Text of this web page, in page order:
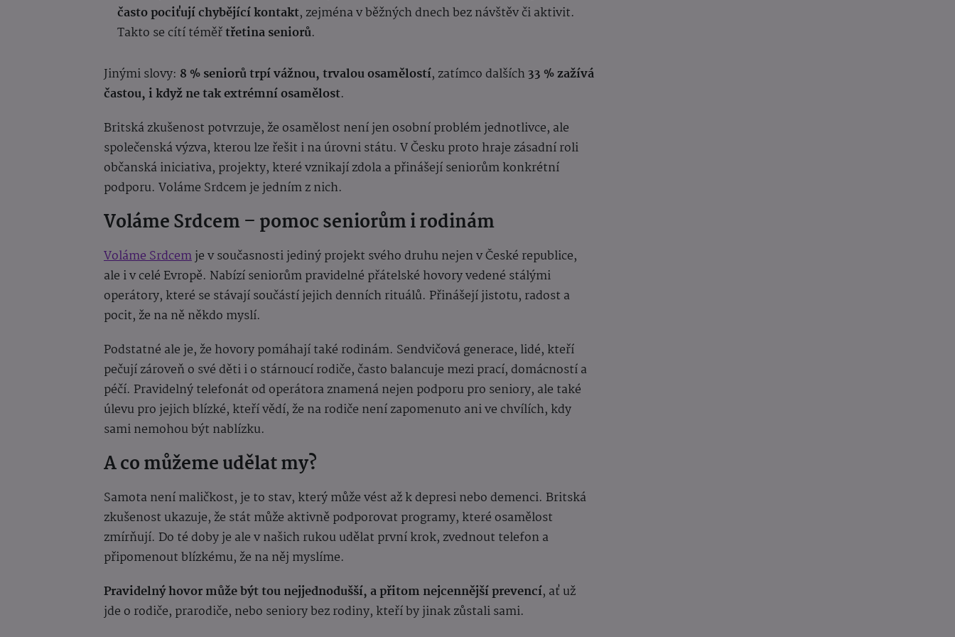
často pociťují chybějící kontakt, zejména v běžných dnech bez návštěv či aktivit.
Takto se cítí téměřtřetina seniorů.
Jinými slovy: 8 % seniorů trpí vážnou, trvalou osamělostí, zatímco dalších33 % zažívá
častou, i když ne tak extrémní osamělost.
Britská zkušenost potvrzuje, že osamělost není jen osobní problém jednotlivce, ale
společenská výzva, kterou lze řešit i na úrovni státu. V Česku proto hraje zásadní roli
občanská iniciativa, projekty, které vznikají zdola a přinášejí seniorům konkrétní
podporu. Voláme Srdcem je jedním z nich.
Voláme Srdcem – pomoc seniorům i rodinám
Voláme Srdcemje v současnosti jediný projekt svého druhu nejen v České republice,
ale i v celé Evropě. Nabízí seniorům pravidelné přátelské hovory vedené stálými
operátory, které se stávají součástí jejich denních rituálů. Přinášejí jistotu, radost a
pocit, že na ně někdo myslí.
Podstatné ale je, že hovory pomáhají také rodinám. Sendvičová generace, lidé, kteří
pečují zároveň o své děti i o stárnoucí rodiče, často balancuje mezi prací, domácností a
péčí. Pravidelný telefonát od operátora znamená nejen podporu pro seniory, ale také
úlevu pro jejich blízké, kteří vědí, že na rodiče není zapomenuto ani ve chvílích, kdy
sami nemohou být nablízku.
A co můžeme udělat my?
Samota není maličkost, je to stav, který může vést až k depresi nebo demenci. Britská
zkušenost ukazuje, že stát může aktivně podporovat programy, které osamělost
zmírňují. Do té doby je ale v našich rukou udělat první krok, zvednout telefon a
připomenout blízkému, že na něj myslíme.
Pravidelný hovor může být tou nejjednodušší, a přitom nejcennější prevencí, ať už
jde o rodiče, prarodiče, nebo seniory bez rodiny, kteří by jinak zůstali sami.